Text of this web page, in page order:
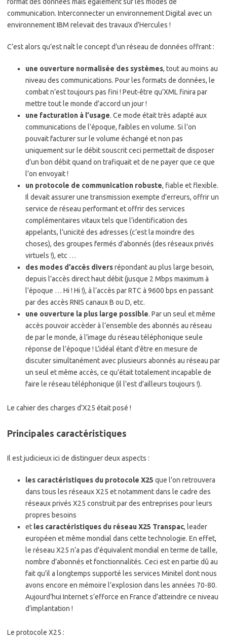
format des données mais également sur les modes de
communication. Interconnecter un environnement Digital avec un
environnement IBM relevait des travaux d’Hercules !
C’est alors qu’est naît le concept d’un réseau de données offrant :
une ouverture normalisée des systèmes, tout au moins au
niveau des communications. Pour les formats de données, le
combat n’est toujours pas fini ! Peut-être qu’XML finira par
mettre tout le monde d’accord un jour !
une facturation à l’usage. Ce mode était très adapté aux
communications de l’époque, faibles en volume. Si l’on
pouvait facturer sur le volume échangé et non pas
uniquement sur le débit souscrit ceci permettait de disposer
d’un bon débit quand on trafiquait et de ne payer que ce que
l’on envoyait !
un protocole de communication robuste, fiable et flexible.
Il devait assurer une transmission exempte d’erreurs, offrir un
service de réseau performant et offrir des services
complémentaires vitaux tels que l’identification des
appelants, l’unicité des adresses (c’est la moindre des
choses), des groupes fermés d’abonnés (des réseaux privés
virtuels !), etc …
des modes d’accès diversrépondant au plus large besoin,
depuis l’accès direct haut débit (jusque 2 Mbps maximum à
l’époque … Hi ! Hi !), à l’accès par RTC à 9600 bps en passant
par des accès RNIS canaux B ou D, etc.
une ouverture la plus large possible. Par un seul et même
accès pouvoir accèder à l’ensemble des abonnés au réseau
de par le monde, à l’image du réseau téléphonique seule
réponse de l’époque ! L’idéal étant d’être en mesure de
discuter simultanément avec plusieurs abonnés au réseau par
un seul et même accès, ce qu’était totalement incapable de
faire le réseau téléphonique (il l’est d’ailleurs toujours !).
Le cahier des charges d’X25 était posé !
Principales caractéristiques
Il est judicieux ici de distinguer deux aspects :
les caractéristiques du protocole X25 que l’on retrouvera
dans tous les réseaux X25 et notamment dans le cadre des
réseaux privés X25 construit par des entreprises pour leurs
propres besoins
et les caractéristiques du réseau X25 Transpac, leader
européen et même mondial dans cette technologie. En effet,
le réseau X25 n’a pas d’équivalent mondial en terme de taille,
nombre d’abonnés et fonctionnalités. Ceci est en partie dû au
fait qu’il a longtemps supporté les services Minitel dont nous
avons encore en mémoire l’explosion dans les années 70-80.
Aujourd’hui Internet s’efforce en France d’atteindre ce niveau
d’implantation !
Le protocole X25 :